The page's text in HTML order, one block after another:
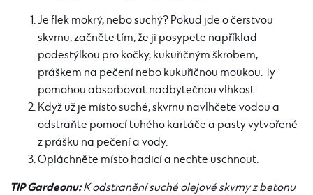
Je flek mokrý, nebo suchý? Pokud jde o čerstvou
skvrnu, začněte tím, že ji posypete například
podestýlkou ​​pro kočky, kukuřičným škrobem,
práškem na pečení nebo kukuřičnou moukou. Ty
pomohou absorbovat nadbytečnou vlhkost.
Když už je místo suché, skvrnu navlhčete vodou a
odstraňte pomocí tuhého kartáče a pasty vytvořené
z prášku na pečení a vody.
Opláchněte místo hadicí a nechte uschnout.
TIP Gardeonu:K odstranění suché olejové skvrny z betonu